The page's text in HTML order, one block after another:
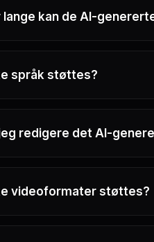
lange kan de AI-
språk støttes?
redigere det AI-
videoformater støttes?